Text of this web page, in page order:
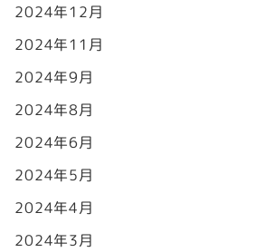
2024年12月
2024年11月
2024年9月
2024年8月
2024年6月
2024年5月
2024年4月
2024年3月